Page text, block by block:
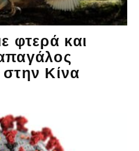
φτερά και
Κίνα